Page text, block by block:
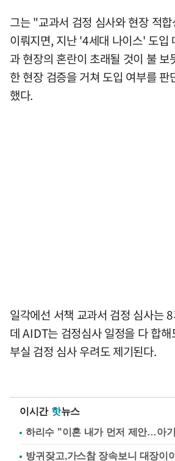
그는 "교과서 검정 심사와 현장 적
이뤄지면, 지난 '4세대 나이스' 도입
과 현장의 혼란이 초래될 것이 불
한 현장 검증을 거쳐 도입 여부를
했다.
일각에선 서책 교과서 검정 심사는
데 AIDT는 검정심사 일정을 다 합
부실 검정 심사 우려도 제기된다.
이시간 핫뉴스
하리수 "이혼 내가 먼저 제안…아